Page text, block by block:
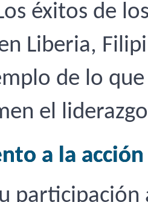
éxitos de
Liberia,
de lo
el
a la acción
participación